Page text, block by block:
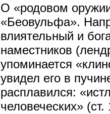
О «родовом
«Беовульфа».
влиятельный и
наместников
упоминается
увидел его в
расплавился:
человеческих»